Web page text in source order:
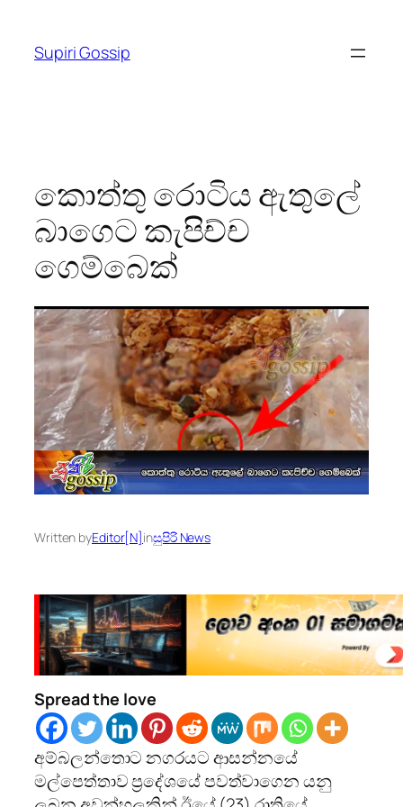
content
Supiri Gossip
කොත්තු රොටිය ඇතුලේ
බාගෙට කැපිච්ච
ගෙම්බෙක්
Written byEditor[N] inසුපිරි News
Spread the love
අම්බලන්තොට නගරයට ආසන්නයේ
මල්පෙත්තාව ප්‍රදේශයේ පවත්වාගෙන යනු